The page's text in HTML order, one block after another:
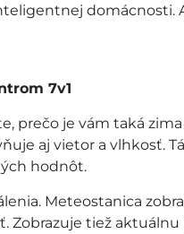
7v1
prečo je vám taká
aj vietor a vlhkosť.
hodnôt.
Meteostanica
Zobrazuje tiež